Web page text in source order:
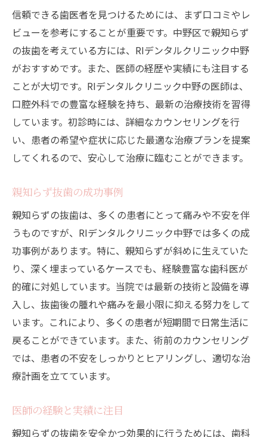
信頼できる歯医者を見つけるためには、まず口コミやレ
ビューを参考にすることが重要です。中野区で親知らず
の抜歯を考えている方には、RIデンタルクリニック中野
がおすすめです。また、医師の経歴や実績にも注目する
ことが大切です。RIデンタルクリニック中野の医師は、
口腔外科での豊富な経験を持ち、最新の治療技術を習得
しています。初診時には、詳細なカウンセリングを行
い、患者の希望や症状に応じた最適な治療プランを提案
してくれるので、安心して治療に臨むことができます。
親知らず抜歯の成功事例
親知らずの抜歯は、多くの患者にとって痛みや不安を伴
うものですが、RIデンタルクリニック中野では多くの成
功事例があります。特に、親知らずが斜めに生えていた
り、深く埋まっているケースでも、経験豊富な歯科医が
的確に対処しています。当院では最新の技術と設備を導
入し、抜歯後の腫れや痛みを最小限に抑える努力をして
います。これにより、多くの患者が短期間で日常生活に
戻ることができています。また、術前のカウンセリング
では、患者の不安をしっかりとヒアリングし、適切な治
療計画を立てています。
医師の経験と実績に注目
親知らずの抜歯を安全かつ効果的に行うためには、歯科